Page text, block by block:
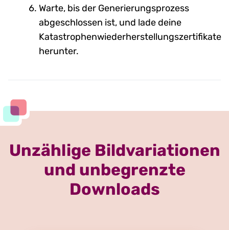
Warte, bis der Generierungsprozess
abgeschlossen ist, und lade deine
Katastrophenwiederherstellungszertifikate
herunter.
Unzählige Bildvariationen
und unbegrenzte
Downloads